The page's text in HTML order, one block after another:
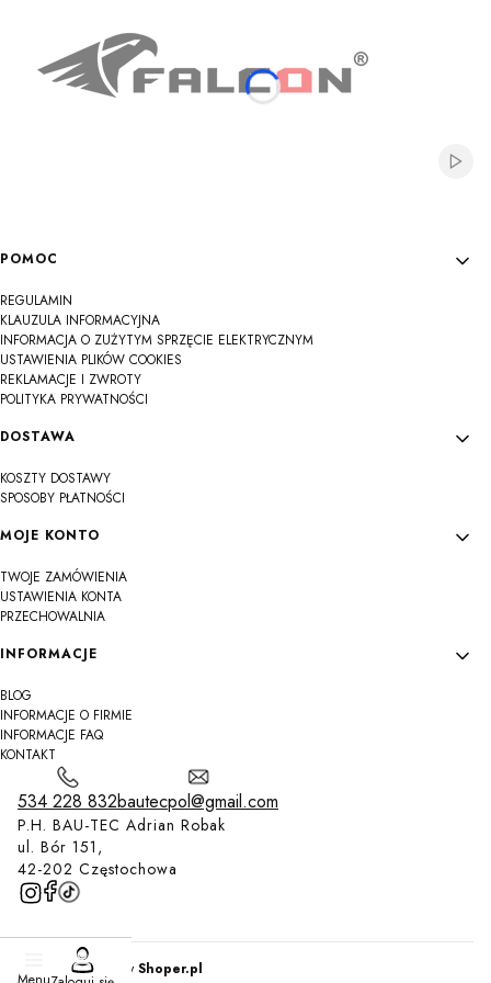
Linki w stopce
POMOC
REGULAMIN
KLAUZULA INFORMACYJNA
INFORMACJA O ZUŻYTYM SPRZĘCIE ELEKTRYCZNYM
USTAWIENIA PLIKÓW COOKIES
REKLAMACJE I ZWROTY
POLITYKA PRYWATNOŚCI
DOSTAWA
KOSZTY DOSTAWY
SPOSOBY PŁATNOŚCI
MOJE KONTO
TWOJE ZAMÓWIENIA
USTAWIENIA KONTA
PRZECHOWALNIA
INFORMACJE
BLOG
INFORMACJE O FIRMIE
INFORMACJE FAQ
KONTAKT
534 228 832bautecpol@gmail.com
P.H. BAU-TEC Adrian Robak
ul. Bór 151,
42-202 Częstochowa
Sklep internetowyShoper.pl